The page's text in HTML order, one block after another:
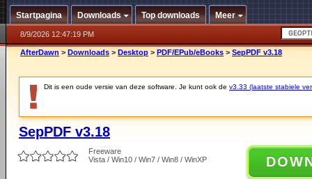
Startpagina Downloads Top downloads Meer
8/9/2026 12:47:19 PM
AfterDawn > Downloads > Desktop > PDF/EPub/eBooks > SepPDF v3.18
Dit is een oude versie van deze software. Je kunt ook de v3.33 (laatste stabiele
SepPDF v3.18
Freeware
Vista / Win10 / Win7 / Win8 / WinXP